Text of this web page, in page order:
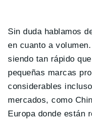
Sin duda hablamos
en cuanto a
siendo tan rápido
pequeñas marcas
considerables
mercados, como
Europa donde están